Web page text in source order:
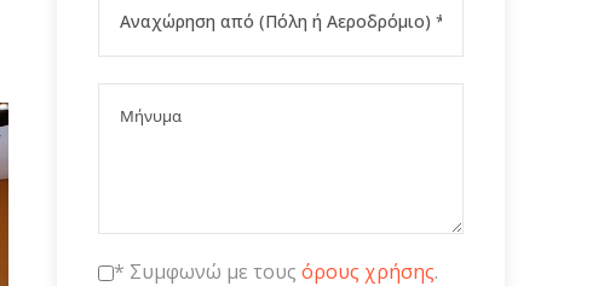
* Συμφωνώ με τους όρους χρήσης.